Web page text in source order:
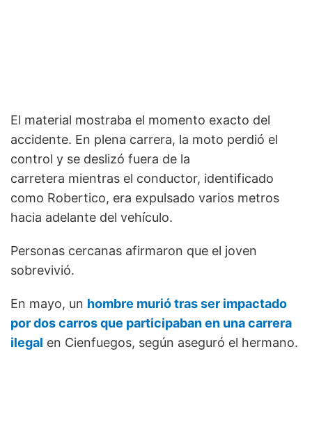
El material mostraba el momento exacto del
accidente. En plena carrera, la moto perdió el
control y se deslizó fuera de la
carretera mientras el conductor, identificado
como Robertico, era expulsado varios metros
hacia adelante del vehículo.
Personas cercanas afirmaron que el joven
sobrevivió.
En mayo, un hombre murió tras ser impactado
por dos carros que participaban en una carrera
ilegal en Cienfuegos, según aseguró el hermano.